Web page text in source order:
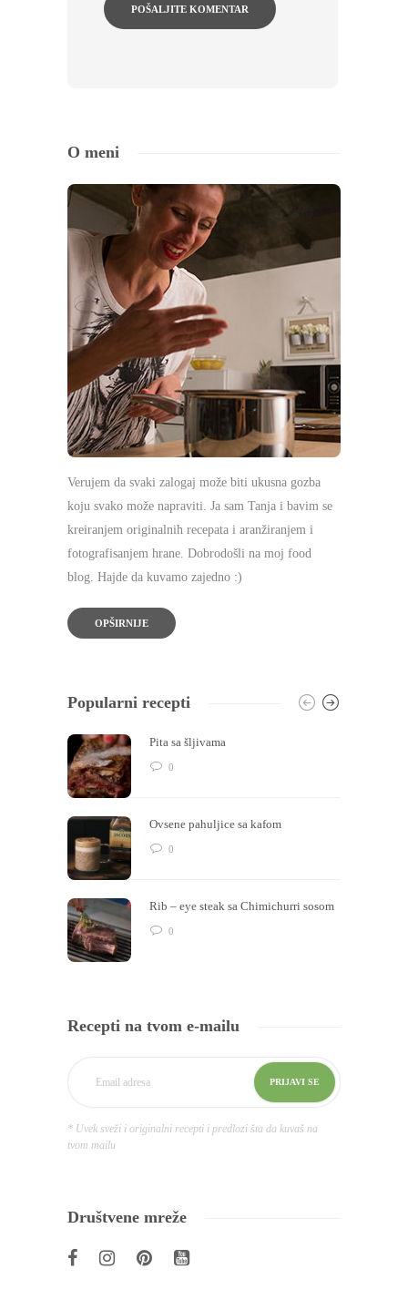
O meni
Verujem da svaki zalogaj može biti ukusna gozba
koju svako može napraviti. Ja sam Tanja i bavim se
kreiranjem originalnih recepata i aranžiranjem i
fotografisanjem hrane. Dobrodošli na moj food
blog. Hajde da kuvamo zajedno :)
OPŠIRNIJE
Popularni recepti
Pita sa šljivama
0
Ovsene pahuljice sa kafom
0
Rib – eye steak sa Chimichurri sosom
0
Recepti na tvom e-mailu
* Uvek sveži i originalni recepti i predlozi šta da kuvaš na
tvom mailu
Društvene mreže